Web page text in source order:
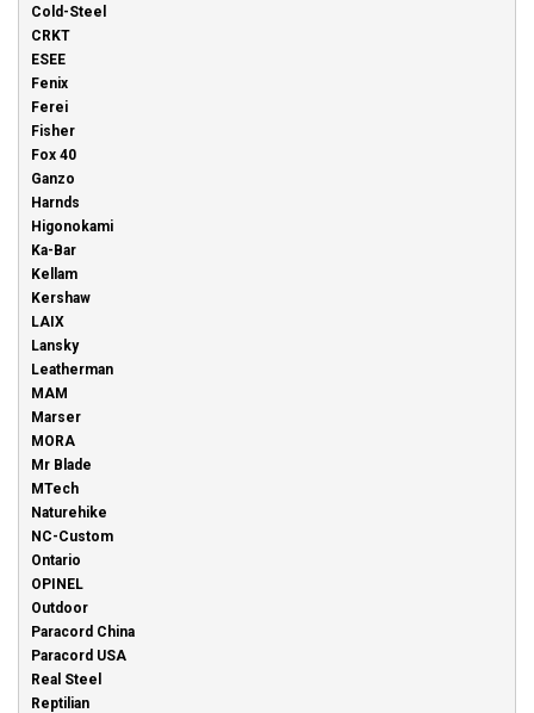
Cold-Steel
CRKT
ESEE
Fenix
Ferei
Fisher
Fox 40
Ganzo
Harnds
Higonokami
Ka-Bar
Kellam
Kershaw
LAIX
Lansky
Leatherman
MAM
Marser
MORA
Mr Blade
MTech
Naturehike
NC-Custom
Ontario
OPINEL
Outdoor
Paracord China
Paracord USA
Real Steel
Reptilian